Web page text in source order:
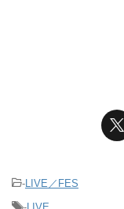
-LIVE／FES